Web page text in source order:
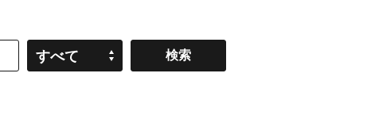
すべて